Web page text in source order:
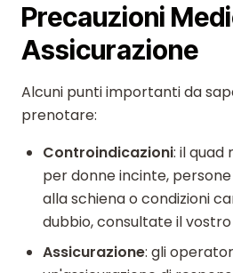
Precauzioni
Assicurazione
Alcuni punti importanti da
prenotare:
Controindicazioni: il
per donne incinte,
alla schiena o condizioni
dubbio, consultate il
Assicurazione: gli